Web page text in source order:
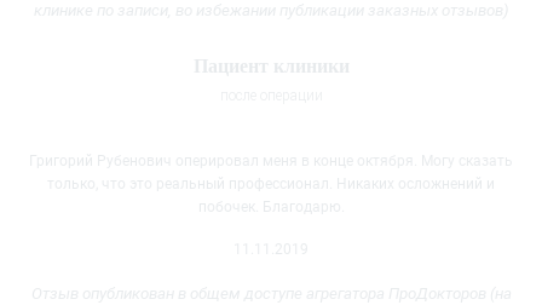
клинике
по записи, во избежании публикации заказных отзывов)
Пациент клиники
Григорий Рубенович оперировал меня в конце октября. Могу сказать
только, что это реальный профессионал. Никаких осложнений и
побочек. Благодарю.
11.11.2019
Отзыв опубликован в общем доступе агрегатора ПроДокторов (на